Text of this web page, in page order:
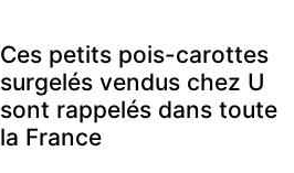
Ces petits pois-carottes
surgelés vendus chez U
sont rappelés dans toute
la France